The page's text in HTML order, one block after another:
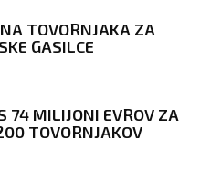
TOVORNJAKA ZA
GASILCE
74 MILIJONI EVROV ZA
TOVORNJAKOV